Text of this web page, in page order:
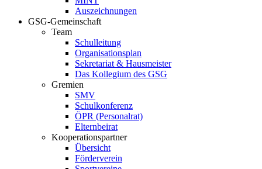
Auszeichnungen
GSG-Gemeinschaft
Team
Schulleitung
Organisationsplan
Sekretariat & Hausmeister
Das Kollegium des GSG
Gremien
SMV
Schulkonferenz
ÖPR (Personalrat)
Elternbeirat
Kooperationspartner
Übersicht
Förderverein